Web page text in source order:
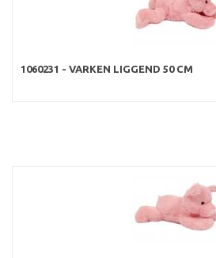
1060231 - VARKEN LIGGEND 50 CM